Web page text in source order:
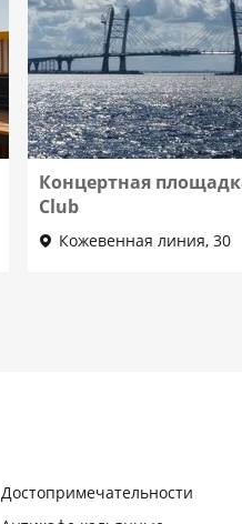
Концертная
Club
Кожевенная линия, 30
Достопримечательности